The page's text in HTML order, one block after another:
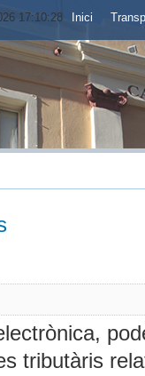
17:10:28 Inici
tributàris